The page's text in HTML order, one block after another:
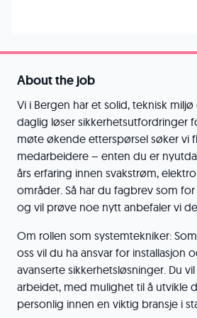
About the job
Vi i Bergen har et solid, teknisk
daglig løser sikkerhetsutfordringer
møte økende etterspørsel søker vi
medarbeidere – enten du er
års erfaring innen svakstrøm,
områder. Så har du fagbrev som
og vil prøve noe nytt anbefaler vi
Om rollen som systemtekniker:
oss vil du ha ansvar for installasjon
avanserte sikkerhetsløsninger. Du
arbeidet, med mulighet til å utvikle
personlig innen en viktig bransje i